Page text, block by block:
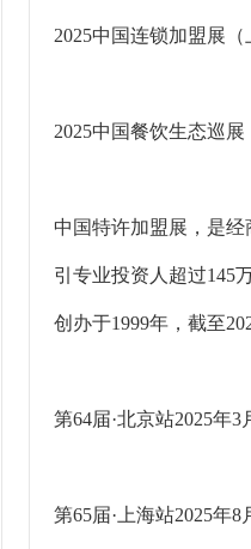
2025中国连锁加盟展
2025中国餐饮生态巡
中国特许加盟展，是
引专业投资人超过145
创办于1999年，截至
第64届·北京站2025
第65届·上海站2025